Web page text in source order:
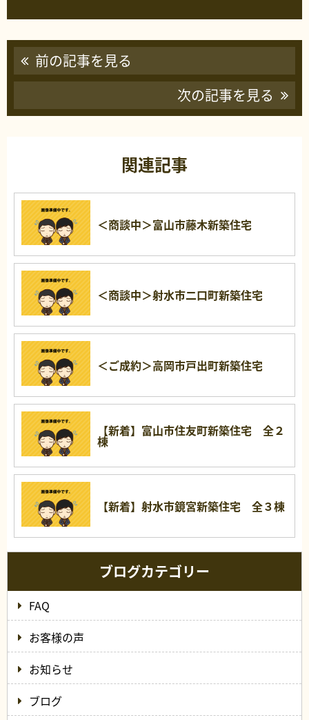
前の記事を見る
次の記事を見る
関連記事
＜商談中＞富山市藤木新築住宅
＜商談中＞射水市二口町新築住宅
＜ご成約＞高岡市戸出町新築住宅
【新着】富山市住友町新築住宅 全２
棟
【新着】射水市鏡宮新築住宅 全３棟
ブログカテゴリー
FAQ
お客様の声
お知らせ
ブログ